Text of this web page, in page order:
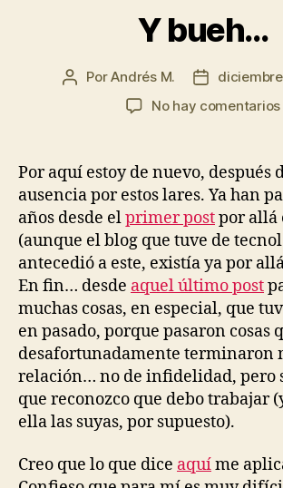
Y bueh…
Autor
PorAndrés M.
Fecha
No hay comentarios
Por aquí estoy de nuevo, después
ausencia por estos lares. Ya han
años desde elprimer postpor allá
(aunque el blog que tuve de
antecedió a este, existía ya por
En fin… desde aquel último post
muchas cosas, en especial, que
en pasado, porque pasaron cosas
desafortunadamente terminaron
relación… no de infidelidad, pero
que reconozco que debo trabajar
ella las suyas, por supuesto).
Creo que lo que dice aquíme